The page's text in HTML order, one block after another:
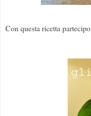
Con questa ricetta partecipo